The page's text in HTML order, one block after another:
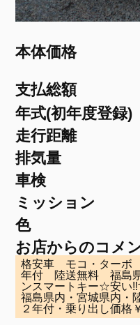
本体価格
支払総額
年式(初年度登録)
走行距離
排気量
車検
ミッション
色
お店からのコメ
格安車 モコ・ター
年付 陸送無料 福島県
ンスマートキー☆安い‼
福島県内・宮城県内・
２年付・乗り出し価格